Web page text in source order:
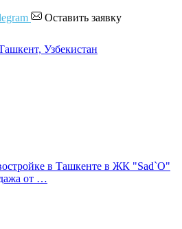
Оставить заявку
в Ташкенте в ЖК "Sad`O"
от …